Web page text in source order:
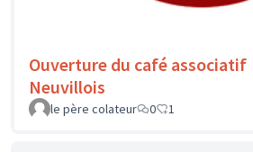
Ouverture du café associatif
Neuvillois
le père colateur
0 1